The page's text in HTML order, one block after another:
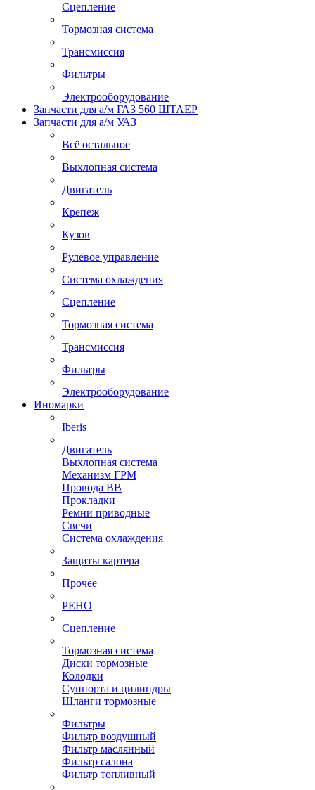
Сцепление
Тормозная система
Трансмиссия
Фильтры
Электрооборудование
Запчасти для а/м ГАЗ 560 ШТАЕР
Запчасти для а/м УАЗ
Всё остальное
Выхлопная система
Двигатель
Крепеж
Кузов
Рулевое управление
Система охлаждения
Сцепление
Тормозная система
Трансмиссия
Фильтры
Электрооборудование
Иномарки
Iberis
Двигатель
Выхлопная система
Механизм ГРМ
Провода ВВ
Прокладки
Ремни приводные
Свечи
Система охлаждения
Защиты картера
Прочее
РЕНО
Сцепление
Тормозная система
Диски тормозные
Колодки
Суппорта и цилиндры
Шланги тормозные
Фильтры
Фильтр воздушный
Фильтр маслянный
Фильтр салона
Фильтр топливный